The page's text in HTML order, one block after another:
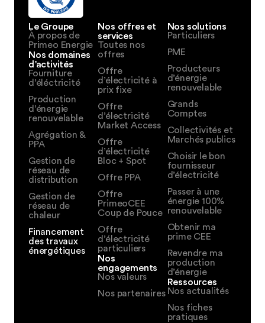
Le Groupe
À propos de
Primeo Energie
Nos domaines
d’activités
Fourniture
d’éléctricité
Production
d’énergie
renouvelable
Agrégation &
PPA
Gestion de
réseau de
distribution
Gestion de
réseau de
chaleur
Financement
des travaux
énergétiques
Nos offres et
services
Toutes nos
offres
Offre
d’électricité à
prix fixe
Offre
d’électricité
Market Access
Offre
d’électricité
Bloc + Spot
Offre PPA
Offre
PrimeoCEE
Coup de Pouce
Offre
d’électricité
particuliers
Nos
engagements
Nos valeurs
Nos partenaires
Nos solutions
Particuliers
PME
Producteurs
d’énergie
renouvelable
Grands
Comptes
Collectivités et
Marchés publics
Choisir le bon
fournisseur
d’électricité
Passer à une
énergie 100%
renouvelable
Obtenir ma
prime CEE
Revendre ma
production
d’énergie
Ressources
Nos actualités
Nos fiches
pratiques